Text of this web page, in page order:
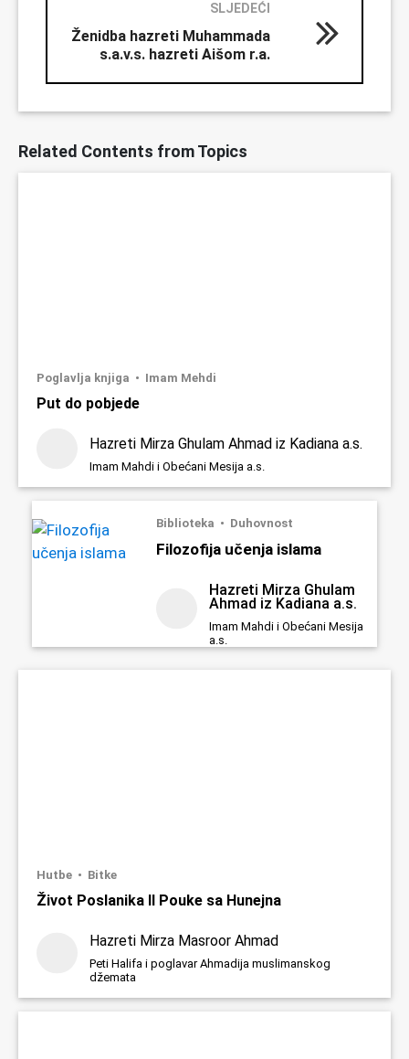
Related Contents from Topics
Poglavlja knjiga Imam Mehdi
Put do pobjede
Hazreti Mirza Ghulam Ahmad iz Kadiana a.s.
Imam Mahdi i Obećani Mesija a.s.
Biblioteka Duhovnost
Filozofija učenja islama
Hazreti Mirza Ghulam
Ahmad iz Kadiana a.s.
Imam Mahdi i Obećani Mesija
a.s.
Hutbe Bitke
Život Poslanika II Pouke sa Hunejna
Hazreti Mirza Masroor Ahmad
Peti Halifa i poglavar Ahmadija muslimanskog
džemata
SLJEDEĆI
Ženidba hazreti Muhammada
s.a.v.s. hazreti Aišom r.a.